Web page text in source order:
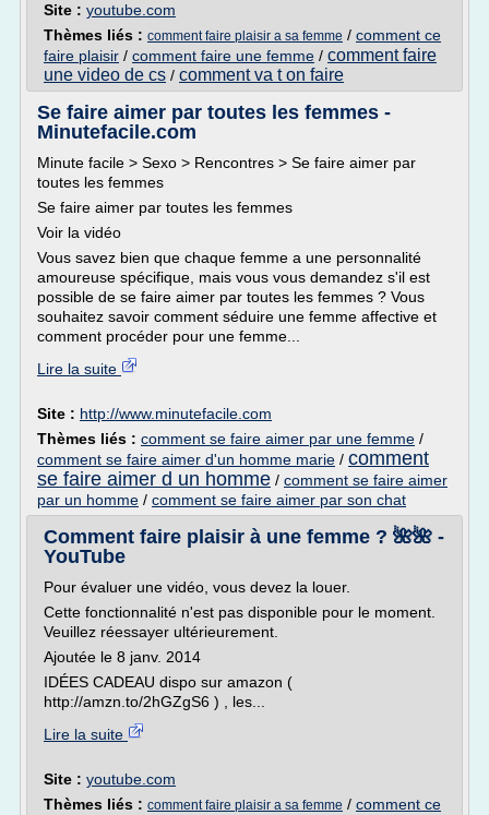
Site : youtube.com
Thèmes liés : comment faire plaisir a sa femme / comment ce
faire plaisir / comment faire une femme / comment faire
une video de cs / comment va t on faire
Se faire aimer par toutes les femmes -
Minutefacile.com
Minute facile > Sexo > Rencontres > Se faire aimer par
toutes les femmes
Se faire aimer par toutes les femmes
Voir la vidéo
Vous savez bien que chaque femme a une personnalité
amoureuse spécifique, mais vous vous demandez s'il est
possible de se faire aimer par toutes les femmes ? Vous
souhaitez savoir comment séduire une femme affective et
comment procéder pour une femme...
Lire la suite
Site : http://www.minutefacile.com
Thèmes liés : comment se faire aimer par une femme /
comment se faire aimer d'un homme marie / comment
se faire aimer d un homme / comment se faire aimer
par un homme / comment se faire aimer par son chat
Comment faire plaisir à une femme ? 🌺🌺 -
YouTube
Pour évaluer une vidéo, vous devez la louer.
Cette fonctionnalité n'est pas disponible pour le moment.
Veuillez réessayer ultérieurement.
Ajoutée le 8 janv. 2014
IDÉES CADEAU dispo sur amazon (
http://amzn.to/2hGZgS6 ) , les...
Lire la suite
Site : youtube.com
Thèmes liés : comment faire plaisir a sa femme / comment ce